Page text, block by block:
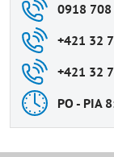
0918
+421 32
+421 32
PO - PIA